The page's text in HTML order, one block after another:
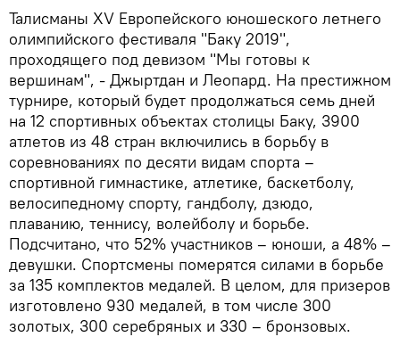
Талисманы XV Европейского юношеского летнего
олимпийского фестиваля "Баку 2019",
проходящего под девизом "Мы готовы к
вершинам", - Джыртдан и Леопард. На престижном
турнире, который будет продолжаться семь дней
на 12 спортивных объектах столицы Баку, 3900
атлетов из 48 стран включились в борьбу в
соревнованиях по десяти видам спорта –
спортивной гимнастике, атлетике, баскетболу,
велосипедному спорту, гандболу, дзюдо,
плаванию, теннису, волейболу и борьбе.
Подсчитано, что 52% участников – юноши, а 48% –
девушки. Спортсмены померятся силами в борьбе
за 135 комплектов медалей. В целом, для призеров
изготовлено 930 медалей, в том числе 300
золотых, 300 серебряных и 330 – бронзовых.